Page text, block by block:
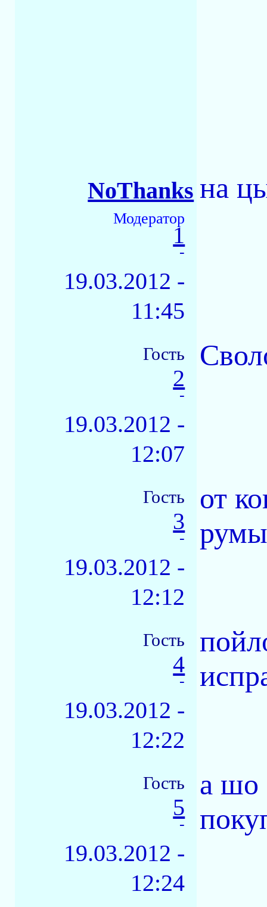
NoThanks
Модератор
1
-
19.03.2012 -
11:45
на
Гость
2
-
19.03.2012 -
12:07
Гость
3
-
19.03.2012 -
12:12
от
Гость
4
-
19.03.2012 -
12:22
Гость
5
-
19.03.2012 -
12:24
а шо